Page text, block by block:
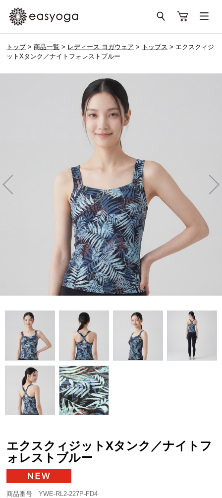
トップ>商品一覧 > レディース ヨガウェア > トップス > エクスクィジ
ットXタンク／ナイトフォレストブルー
エクスクィジットXタンク／ナイトフ
ォレストブルー
商品番号 YWE-RL2-227P-FD4